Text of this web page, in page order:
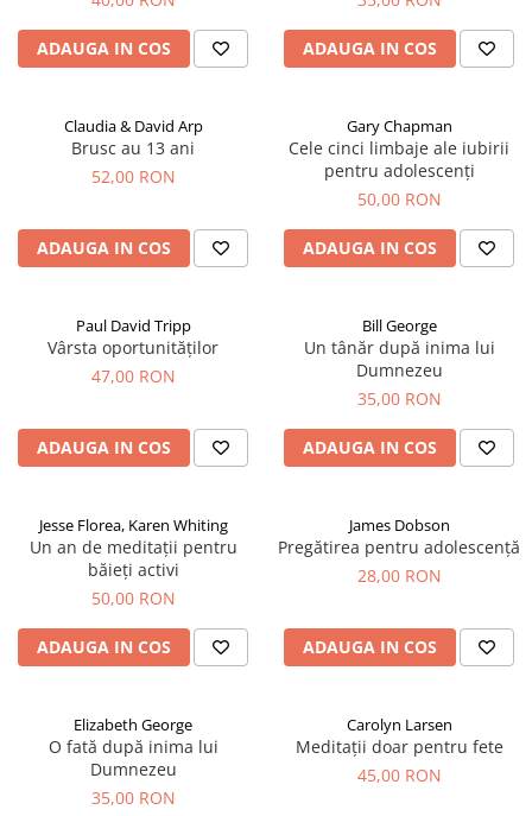
ADAUGA IN COS ADAUGA IN COS
Claudia & David Arp
Brusc au 13 ani
52,00 RON
ADAUGA IN COS
Gary Chapman
Cele cinci limbaje ale iubirii
pentru adolescenți
50,00 RON
ADAUGA IN COS
Paul David Tripp
Vârsta oportunităților
47,00 RON
ADAUGA IN COS
Bill George
Un tânăr după inima lui
Dumnezeu
35,00 RON
ADAUGA IN COS
Jesse Florea, Karen Whiting
Un an de meditații pentru
băieți activi
50,00 RON
ADAUGA IN COS
James Dobson
Pregătirea pentru adolescență
28,00 RON
ADAUGA IN COS
Elizabeth George
O fată după inima lui
Dumnezeu
35,00 RON
Carolyn Larsen
Meditații doar pentru fete
45,00 RON